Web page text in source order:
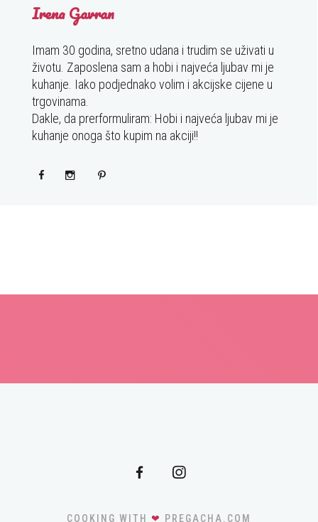
Irena Gavran
Imam 30 godina, sretno udana i trudim se uživati u
životu. Zaposlena sam a hobi i najveća ljubav mi je
kuhanje. Iako podjednako volim i akcijske cijene u
trgovinama.
Dakle, da prerformuliram: Hobi i najveća ljubav mi je
kuhanje onoga što kupim na akciji!!
COOKING WITH ❤ PREGACHA.COM